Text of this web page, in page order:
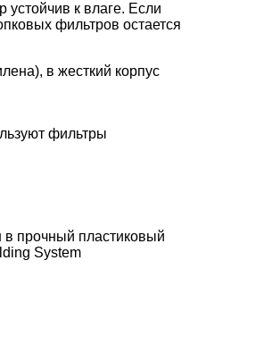
к влаге. Если
фильтров остается
в жесткий корпус
фильтры
в прочный пластиковый
System